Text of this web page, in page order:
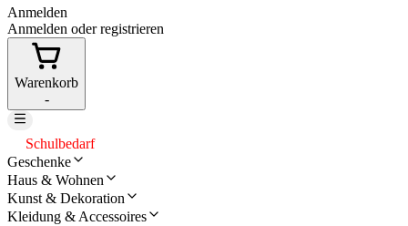
Anmelden
Anmelden oder registrieren
Warenkorb
-
Schulbedarf
Geschenke
Haus & Wohnen
Kunst & Dekoration
Kleidung & Accessoires